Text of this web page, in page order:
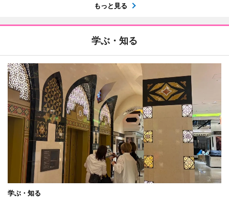
もっと見る
学ぶ・知る
学ぶ・知る